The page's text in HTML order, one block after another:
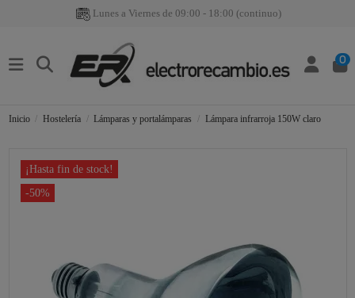
Lunes a Viernes de 09:00 - 18:00 (continuo)
0
Inicio Hostelería Lámparas y portalámparas Lámpara infrarroja 150W claro
¡Hasta fin de stock!
-50%